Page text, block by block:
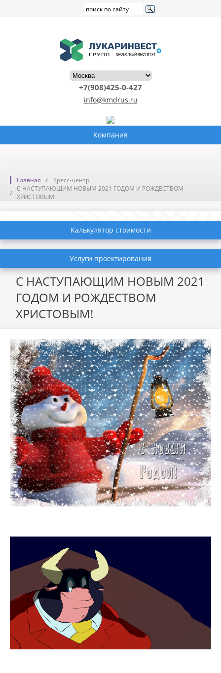
+7(908)425-0-427
info@kmdrus.ru
Компания
Главная
Пресс-центр
С НАСТУПАЮЩИМ НОВЫМ 2021 ГОДОМ И РОЖДЕСТВОМ
ХРИСТОВЫМ!
Калькулятор стоимости
Услуги проектирования
С НАСТУПАЮЩИМ НОВЫМ 2021
ГОДОМ И РОЖДЕСТВОМ
ХРИСТОВЫМ!